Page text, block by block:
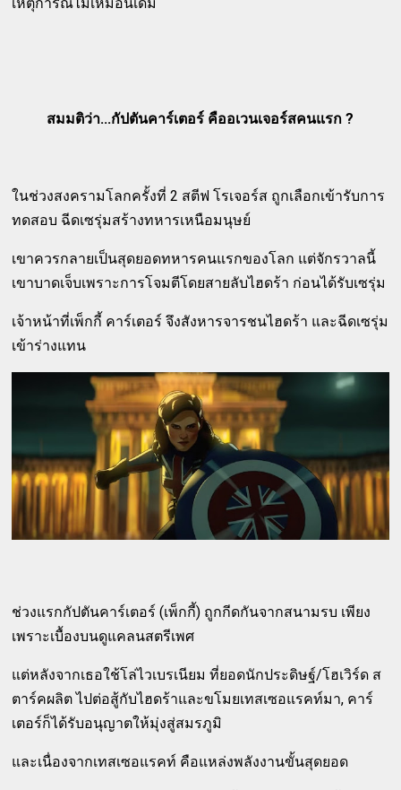
สมมติว่า...กัปตันคาร์เตอร์ คืออเวนเจอร์สคนแรก ?
ในช่วงสงครามโลกครั้งที่ 2 สตีฟ โรเจอร์ส ถูกเลือกเข้ารับการ
ทดสอบ ฉีดเซรุ่มสร้างทหารเหนือมนุษย์
เขาควรกลายเป็นสุดยอดทหารคนแรกของโลก แต่จักรวาลนี้
เขาบาดเจ็บเพราะการโจมตีโดยสายลับไฮดร้า ก่อนได้รับเซรุ่ม
เจ้าหน้าที่เพ็กกี้ คาร์เตอร์ จึงสังหารจารชนไฮดร้า และฉีดเซรุ่ม
เข้าร่างแทน
ช่วงแรกกัปตันคาร์เตอร์ (เพ็กกี้) ถูกกีดกันจากสนามรบ เพียง
เพราะเบื้องบนดูแคลนสตรีเพศ
แต่หลังจากเธอใช้โล่ไวเบรเนียม ที่ยอดนักประดิษฐ์/โฮเวิร์ด ส
ตาร์คผลิต ไปต่อสู้กับไฮดร้าและขโมยเทสเซอแรคท์มา, คาร์
เตอร์ก็ได้รับอนุญาตให้มุ่งสู่สมรภูมิ
และเนื่องจากเทสเซอแรคท์ คือแหล่งพลังงานขั้นสุดยอด